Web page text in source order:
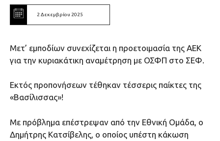
2 Δεκεμβρίου 2025
Μετ’ εμποδίων συνεχίζεται η προετοιμασία της ΑΕΚ
για την κυριακάτικη αναμέτρηση με ΟΣΦΠ στο ΣΕΦ.
Εκτός προπονήσεων τέθηκαν τέσσερις παίκτες της
«Βασίλισσας»!
Με πρόβλημα επέστρεψαν από την Εθνική Ομάδα, ο
Δημήτρης Κατσίβελης, ο οποίος υπέστη κάκωση